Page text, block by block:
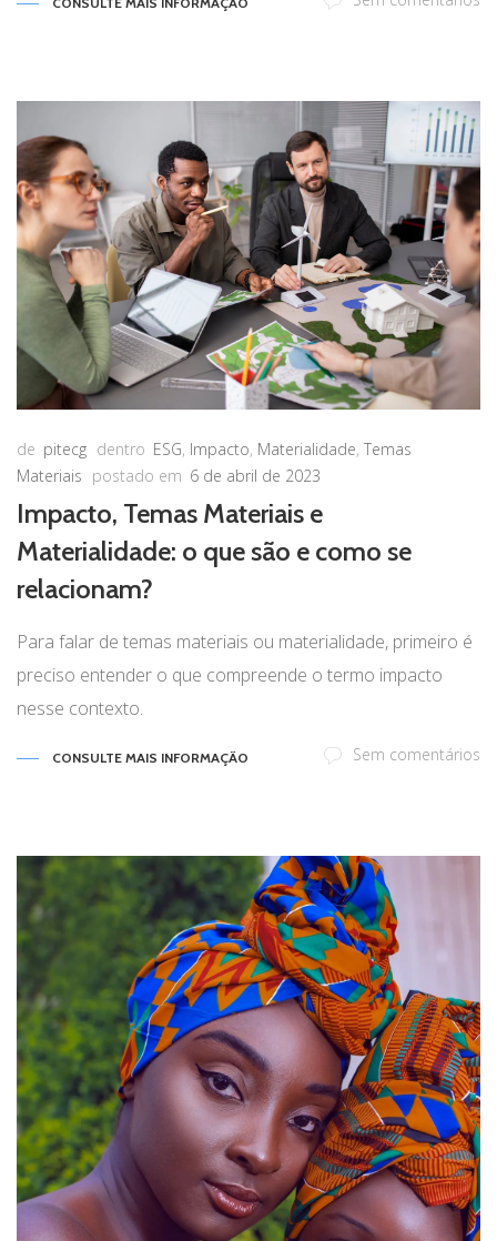
de pitecg dentro ESG, Impacto, Materialidade, Temas
Materiais postado em 6 de abril de 2023
Impacto, Temas Materiais e
Materialidade: o que são e como se
relacionam?
Para falar de temas materiais ou materialidade, primeiro é
preciso entender o que compreende o termo impacto
nesse contexto.
CONSULTE MAIS INFORMAÇÃO Sem comentários